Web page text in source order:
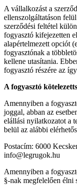
A vállalkozást a
ellenszolgáltatáson
szerződési feltétel
fogyasztó kifejezetten
alapértelmezett opciót
fogyasztónak a
kellene utasítania.
fogyasztó részére az
A fogyasztó
Amennyiben a
joggal, abban az
elállási nyilatkozatot a
belül az alábbi
Postacím: 6000
info@legrugok.hu
Amennyiben a
§-nak megfelelően élni